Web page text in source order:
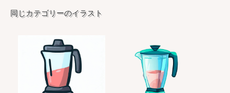
同じカテゴリーのイラスト